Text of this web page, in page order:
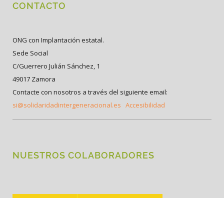
CONTACTO
ONG con Implantación estatal.
Sede Social
C/Guerrero Julián Sánchez, 1
49017 Zamora
Contacte con nosotros a través del siguiente email:
si@solidaridadintergeneracional.es Accesibilidad
NUESTROS COLABORADORES